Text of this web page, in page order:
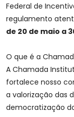
Federal de
regulamento
de 20 de maio a
O que é a
A Chamada
fortalece nosso
a valorização das
democratização